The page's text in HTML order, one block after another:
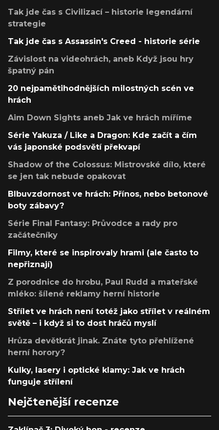
Tak jde čas s Civilizací – historie legendární
strategie
Tak jde čas s Assassin's Creed - historie série
Závislost na videohrách, aneb Když jsou hry
špatný pán
20 nejpamětihodnějších milostných scén ve
hrách
Aim Down Sights aneb Jak ve hrách míříme
Série Yakuza / Like a Dragon: Kde začít a čím
vás japonské podsvětí překvapí
Shadow of the Colossus: Mistrovské dílo, které
se jen tak nebude opakovat
Blbuvzdornost ve hrách: Přínos, nebo betonové
boty zábavy?
Série Final Fantasy: Průvodce a rady pro
začátečníky
Filmy, které se inspirovaly hrami (ale často to
nepřiznají)
Z porodnice do hrobu, Paul Rudd a mateřské
mléko: šílené reklamy herní historie
Střílet ve hrách není totéž jako střílet v reálném
světě – i když si to dost hráčů myslí
Hrůza devětkrát jinak. Znáte tyto přehlížené
herní horory?
Kulky, lasery i optické klamy: Jak ve hrách
funguje střílení
Nejčtenější recenze